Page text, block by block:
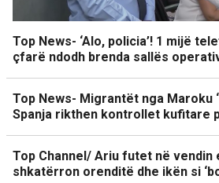
Top News- ‘Alo, policia’! 1 mijë
çfarë ndodh brenda sallës
Top News- Migrantët nga Maroku
Spanja rikthen kontrollet kufitare
Top Channel/ Ariu futet në vendin
shkatërron orenditë dhe ikën si